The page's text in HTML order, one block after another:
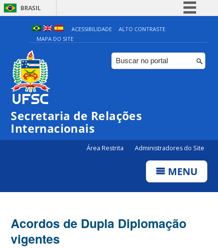
BRASIL
Simplifique!
Comunica BR
Participe
ACESSIBILIDADE
ALTO CONTRASTE
MAPA DO SITE
Secretaria de Relações
Internacionais
Área Restrita Administradores do Site
MENU
Acordos de Dupla Diplomação
vigentes